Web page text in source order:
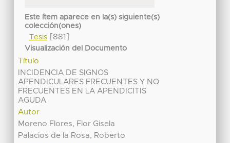
Este ítem aparece en la(s) siguiente(s)
colección(ones)
Tesis[881]
Visualización del Documento
Título
INCIDENCIA DE SIGNOS
APENDICULARES FRECUENTES Y NO
FRECUENTES EN LA APENDICITIS
AGUDA
Autor
Moreno Flores, Flor Gisela
Palacios de la Rosa, Roberto